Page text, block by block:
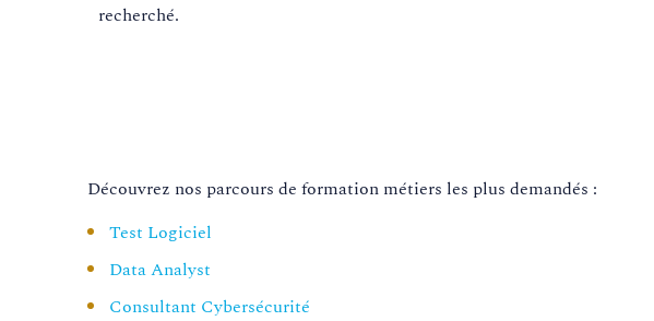
recherché.
Découvrez nos parcours de formation métiers les plus demandés :
Test Logiciel
Data Analyst
Consultant Cybersécurité